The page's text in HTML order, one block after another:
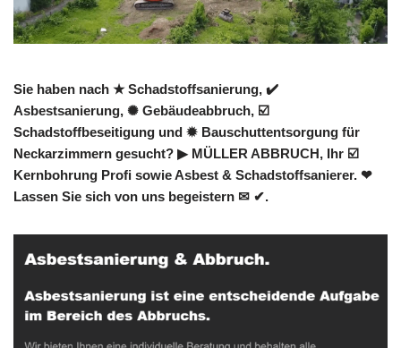
Sie haben nach ★ Schadstoffsanierung, ✔️
Asbestsanierung, ✺ Gebäudeabbruch, ☑️
Schadstoffbeseitigung und ✹ Bauschuttentsorgung für
Neckarzimmern gesucht? ▶︎ MÜLLER ABBRUCH, Ihr ☑️
Kernbohrung Profi sowie Asbest & Schadstoffsanierer. ❤
Lassen Sie sich von uns begeistern ✉ ✔.